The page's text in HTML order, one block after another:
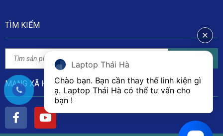
TÌM KIẾM
MẠNG XÃ HỘI
Laptop Thái Hà
Chào bạn. Bạn cần thay thế linh kiện gì
ạ. Laptop Thái Hà có thể tư vấn cho
bạn !